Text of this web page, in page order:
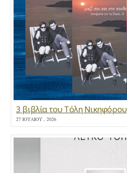
3 βιβλία του Τόλη Νικηφόρου
27 ΙΟΥΛΊΟΥ , 2026